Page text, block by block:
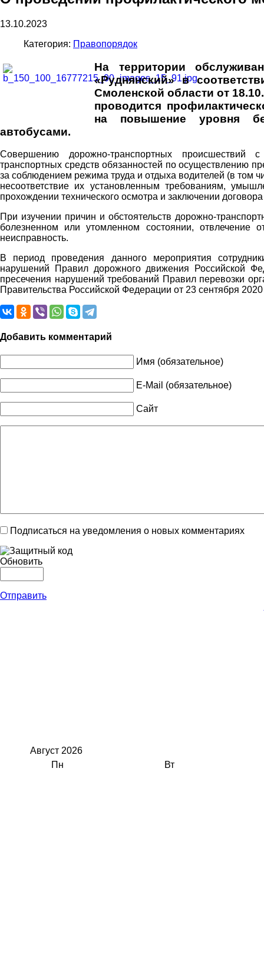
13.10.2023
Категория: Правопорядок
На территории
«Руднянский» в
Смоленской области от
проводится
на повышение уровня
автобусами.
Совершению дорожно-транспортных происшествий
транспортных средств обязанностей по осуществлению
за соблюдением режима труда и отдыха водителей (в том
несоответствие их установленным требованиям,
прохождении технического осмотра и заключении
При изучении причин и обстоятельств дорожно-
болезненном или утомленном состоянии, отвлечение
неисправность.
В период проведения данного мероприятия
нарушений Правил дорожного движения Российской
пресечения нарушений требований Правил перевозки
Правительства Российской Федерации от 23 сентября
Добавить комментарий
Имя (обязательное)
E-Mail (обязательное)
Сайт
Подписаться на уведомления о новых комментариях
Обновить
Отправить
Август 2026
Пн
Вт